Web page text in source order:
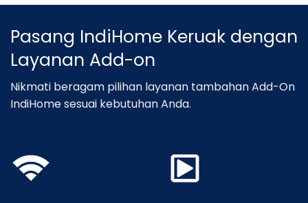
Pasang IndiHome Keruak dengan
Layanan Add-on
Nikmati beragam pilihan layanan tambahan Add-On
IndiHome sesuai kebutuhan Anda.